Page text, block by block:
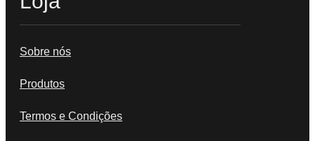
Sobre nós
Produtos
Termos e Condições